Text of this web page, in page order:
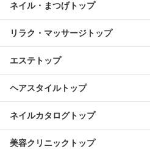
ネイル・まつげトップ
リラク・マッサージトップ
エステトップ
ヘアスタイルトップ
ネイルカタログトップ
美容クリニックトップ